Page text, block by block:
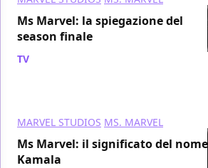
Ms Marvel: la spiegazione del
season finale
TV
MARVEL STUDIOS MS. MARVEL
Ms Marvel: il significato del nome
Kamala